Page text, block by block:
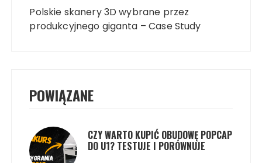
wpisu
Polskie skanery 3D wybrane przez
produkcyjnego giganta – Case Study
POWIĄZANE
CZY WARTO KUPIĆ OBUDOWĘ POPCAP
DO U1? TESTUJE I PORÓWNUJE